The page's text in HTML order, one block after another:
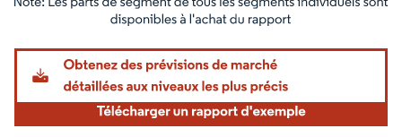
Image © Mordor Intelligence. La réutilisation nécessite une attribution sous CC BY